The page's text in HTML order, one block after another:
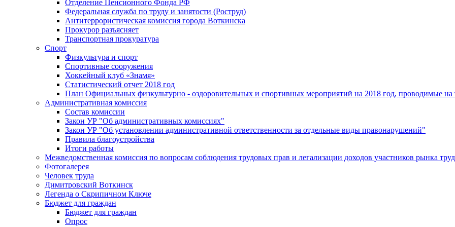
Отделение Пенсионного Фонда РФ
Федеральная служба по труду и занятости (Роструд)
Антитеррористическая комиссия города Воткинска
Прокурор разъясняет
Транспортная прокуратура
Спорт
Физкультура и спорт
Спортивные сооружения
Хоккейный клуб «Знамя»
Статистический отчет 2018 год
План Официальных физкультурно - оздоровительных и спортивных мероприятий на 2018 год, проводимые
Административная комиссия
Состав комиссии
Закон УР "Об административных комиссиях"
Закон УР "Об установлении административной ответственности за отдельные виды правонарушений"
Правила благоустройства
Итоги работы
Межведомственная комиссия по вопросам соблюдения трудовых прав и легализации доходов участников рынка
Фотогалерея
Человек труда
Димитровский Воткинск
Легенда о Скрипичном Ключе
Бюджет для граждан
Бюджет для граждан
Опрос